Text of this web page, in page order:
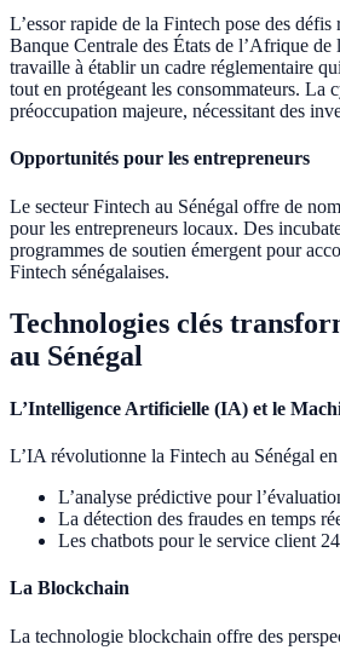
L’essor rapide de la Fintech pose des défis
Banque Centrale des États de l’Afrique
travaille à établir un cadre réglementaire
tout en protégeant les consommateurs. La
préoccupation majeure, nécessitant des
Opportunités pour les entrepreneurs
Le secteur Fintech au Sénégal offre de
pour les entrepreneurs locaux. Des
programmes de soutien émergent pour
Fintech sénégalaises.
Technologies clés
au Sénégal
L’Intelligence Artificielle (IA) et le
L’IA révolutionne la Fintech au Sénégal
L’analyse prédictive pour
La détection des fraudes en temps
Les chatbots pour le service client
La Blockchain
La technologie blockchain offre des